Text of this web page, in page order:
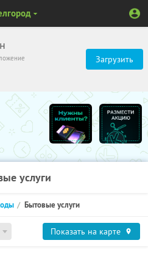
Загрузить
услуги
Бытовые услуги
Показать на карте